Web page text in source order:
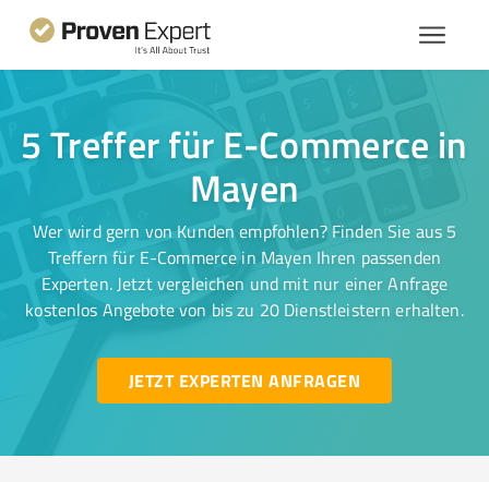
5 Treffer für E-Commerce in
Mayen
Wer wird gern von Kunden empfohlen? Finden Sie aus 5
Treffern für E-Commerce in Mayen Ihren passenden
Experten. Jetzt vergleichen und mit nur einer Anfrage
kostenlos Angebote von bis zu 20 Dienstleistern erhalten.
JETZT EXPERTEN ANFRAGEN